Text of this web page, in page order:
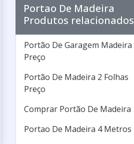
Portao De Madeira
Produtos relacionados
Portão De Garagem Madeira
Preço
Portão De Madeira 2 Folhas
Preço
Comprar Portão De Madeira
Portao De Madeira 4 Metros